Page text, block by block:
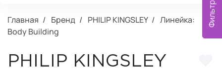
Фильтр
Главная Бренд PHILIP KINGSLEY
Линейка:
Body Building
PHILIP KINGSLEY